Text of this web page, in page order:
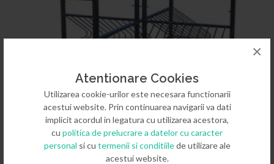
Atentionare Cookies
Utilizarea cookie-urilor este necesara functionarii
acestui website. Prin continuarea navigarii va dati
implicit acordul in legatura cu utilizarea acestora,
cu politica de prelucrare a datelor cu caracter
personal si cu termenii si conditiilede utilizare ale
acestui website.
×